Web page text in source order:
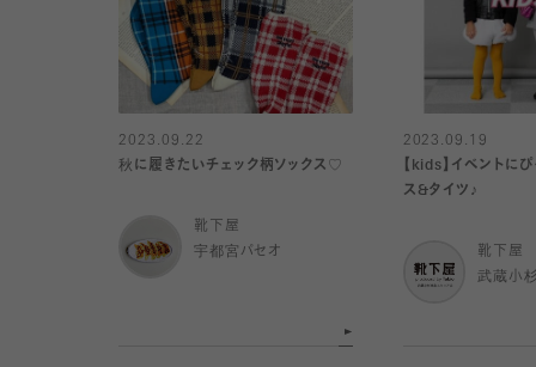
2023.09.22
秋に履きたいチェック柄ソックス♡
靴下屋
宇都宮パセオ
2023.09.19
【kids】イベントに
ス&タイツ♪
靴下屋
武蔵小